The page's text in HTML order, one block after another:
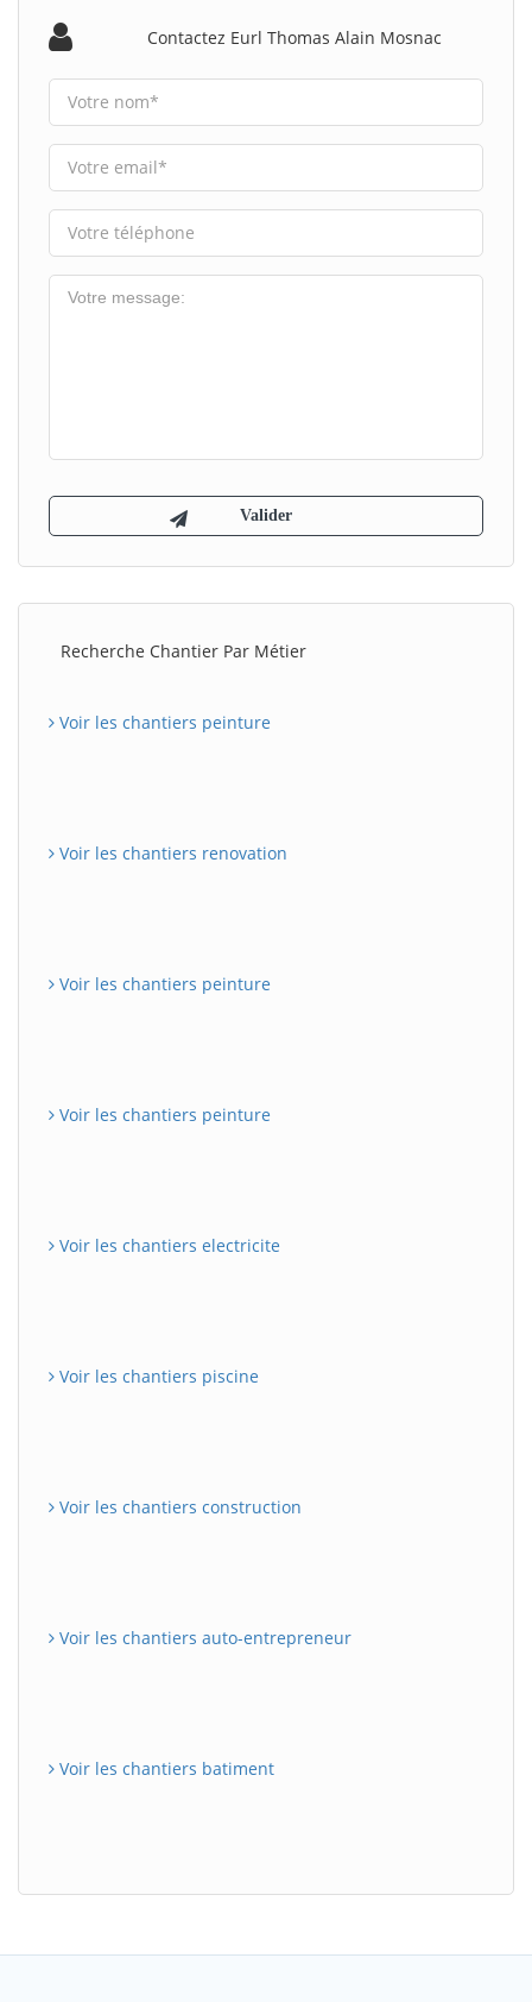
Contactez Eurl Thomas Alain Mosnac
Recherche Chantier Par Métier
Voir les chantiers peinture
Voir les chantiers renovation
Voir les chantiers peinture
Voir les chantiers peinture
Voir les chantiers electricite
Voir les chantiers piscine
Voir les chantiers construction
Voir les chantiers auto-entrepreneur
Voir les chantiers batiment